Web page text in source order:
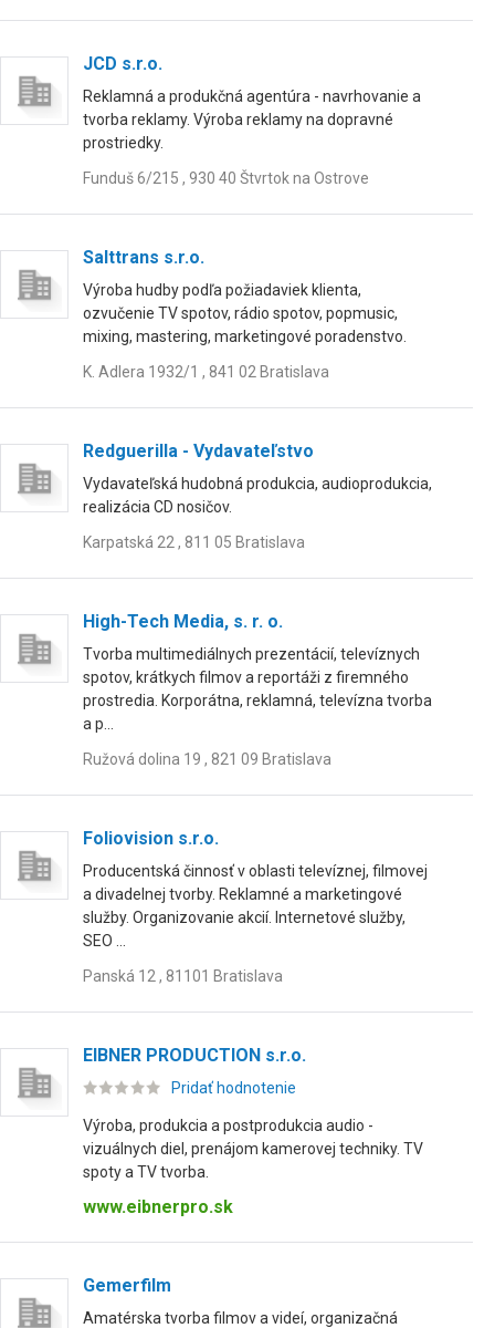
JCD s.r.o.
Reklamná a produkčná agentúra - navrhovanie a
tvorba reklamy. Výroba reklamy na dopravné
prostriedky.
Funduš 6/215 , 930 40 Štvrtok na Ostrove
Salttrans s.r.o.
Výroba hudby podľa požiadaviek klienta,
ozvučenie TV spotov, rádio spotov, popmusic,
mixing, mastering, marketingové poradenstvo.
K. Adlera 1932/1 , 841 02 Bratislava
Redguerilla - Vydavateľstvo
Vydavateľská hudobná produkcia, audioprodukcia,
realizácia CD nosičov.
Karpatská 22 , 811 05 Bratislava
High-Tech Media, s. r. o.
Tvorba multimediálnych prezentácií, televíznych
spotov, krátkych filmov a reportáži z firemného
prostredia. Korporátna, reklamná, televízna tvorba
a p...
Ružová dolina 19 , 821 09 Bratislava
Foliovision s.r.o.
Producentská činnosť v oblasti televíznej, filmovej
a divadelnej tvorby. Reklamné a marketingové
služby. Organizovanie akcií. Internetové služby,
SEO ...
Panská 12 , 81101 Bratislava
EIBNER PRODUCTION s.r.o.
Pridať hodnotenie
Výroba, produkcia a postprodukcia audio -
vizuálnych diel, prenájom kamerovej techniky. TV
spoty a TV tvorba.
www.eibnerpro.sk
Gemerfilm
Amatérska tvorba filmov a videí, organizačná